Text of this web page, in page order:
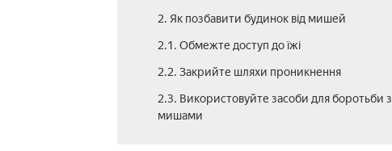
2. Як позбавити будинок від мишей
2.1. Обмежте доступ до їжі
2.2. Закрийте шляхи проникнення
2.3. Використовуйте засоби для боротьби з
мишами